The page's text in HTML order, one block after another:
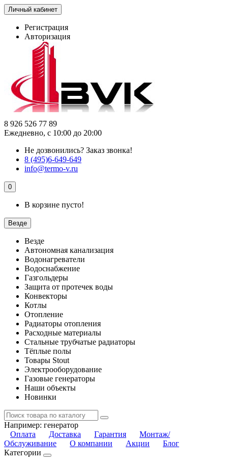
Личный кабинет
Регистрация
Авторизация
8 926 526 77 89
Ежедневно, с 10:00 до 20:00
Не дозвонились? Заказ звонка!
8 (495)6-649-649
info@termo-v.ru
0
В корзине пусто!
Везде
Везде
Автономная канализация
Водонагреватели
Водоснабжение
Газгольдеры
Защита от протечек воды
Конвекторы
Котлы
Отопление
Радиаторы отопления
Расходные материалы
Стальные трубчатые радиаторы
Тёплые полы
Товары Stout
Электрооборудование
Газовые генераторы
Наши объекты
Новинки
Например: генератор
Оплата
Доставка Гарантия
Монтаж/
Обслуживание
О компании Акции
Блог
Категории